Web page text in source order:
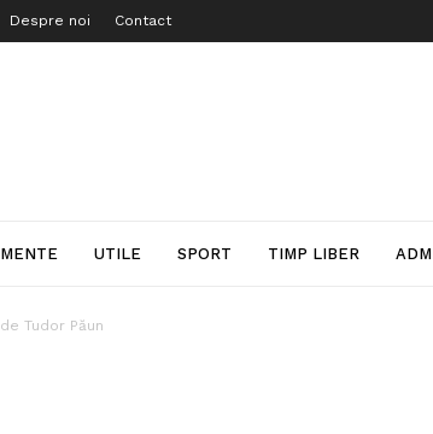
Despre noi Contact
UTILE SPORT TIMP LIBER
Tudor Păun